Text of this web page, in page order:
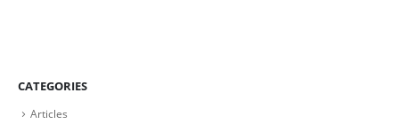
CATEGORIES
Articles